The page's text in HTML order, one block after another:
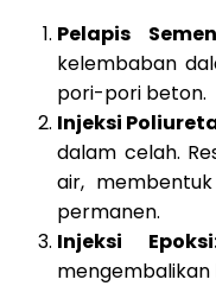
Pelapis
kelembaban
pori-pori beton.
Injeksi
dalam celah.
air,
permanen.
Injeksi
mengembalikan